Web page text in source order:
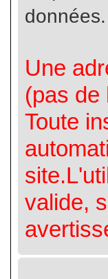
données.
Une
(pas de
Toute
valide,